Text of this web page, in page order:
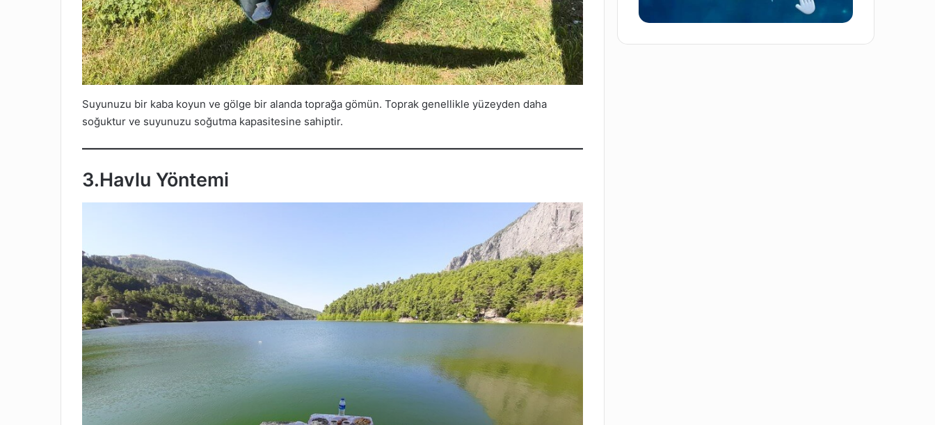
Suyunuzu bir kaba koyun ve gölge bir alanda toprağa gömün. Toprak genellikle yüzeyden daha
soğuktur ve suyunuzu soğutma kapasitesine sahiptir.
3.Havlu Yöntemi